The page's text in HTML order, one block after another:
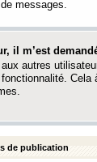
messages.
il m’est
autres
Cela
de publication